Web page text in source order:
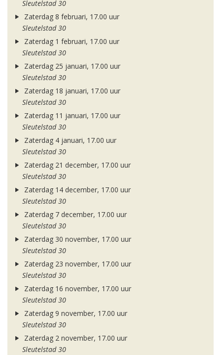
Sleutelstad 30
Zaterdag 8 februari, 17.00 uur
Sleutelstad 30
Zaterdag 1 februari, 17.00 uur
Sleutelstad 30
Zaterdag 25 januari, 17.00 uur
Sleutelstad 30
Zaterdag 18 januari, 17.00 uur
Sleutelstad 30
Zaterdag 11 januari, 17.00 uur
Sleutelstad 30
Zaterdag 4 januari, 17.00 uur
Sleutelstad 30
Zaterdag 21 december, 17.00 uur
Sleutelstad 30
Zaterdag 14 december, 17.00 uur
Sleutelstad 30
Zaterdag 7 december, 17.00 uur
Sleutelstad 30
Zaterdag 30 november, 17.00 uur
Sleutelstad 30
Zaterdag 23 november, 17.00 uur
Sleutelstad 30
Zaterdag 16 november, 17.00 uur
Sleutelstad 30
Zaterdag 9 november, 17.00 uur
Sleutelstad 30
Zaterdag 2 november, 17.00 uur
Sleutelstad 30